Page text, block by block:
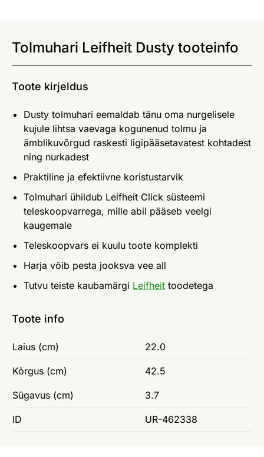
Tolmuhari Leifheit Dusty tooteinfo
Toote kirjeldus
Dusty tolmuhari eemaldab tänu oma nurgelisele
kujule lihtsa vaevaga kogunenud tolmu ja
ämblikuvõrgud raskesti ligipääsetavatest kohtadest
ning nurkadest
Praktiline ja efektiivne koristustarvik
Tolmuhari ühildub Leifheit Click süsteemi
teleskoopvarrega, mille abil pääseb veelgi
kaugemale
Teleskoopvars ei kuulu toote komplekti
Harja võib pesta jooksva vee all
Tutvu teiste kaubamärgi Leifheit toodetega
Toote info
Laius (cm) 22.0
Kõrgus (cm) 42.5
Sügavus (cm) 3.7
ID UR-462338